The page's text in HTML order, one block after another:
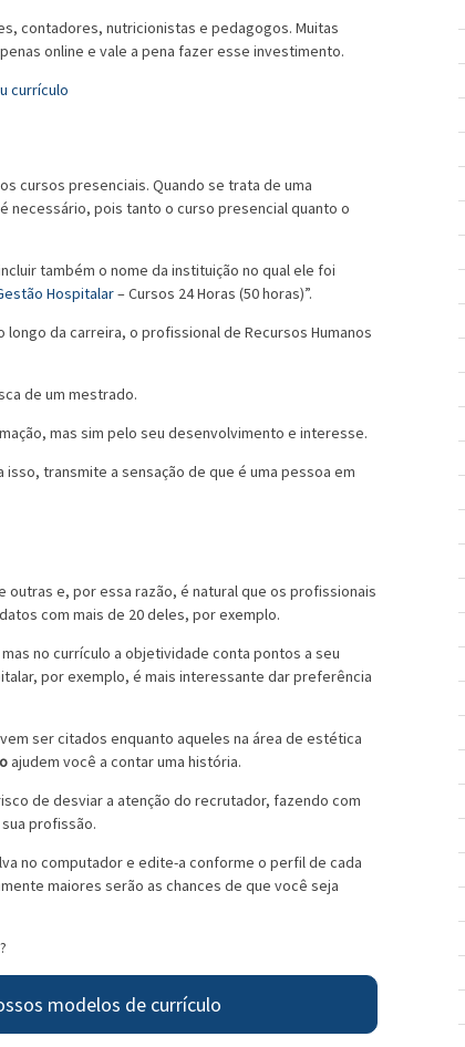
contadores, nutricionistas e pedagogos. Muitas
online e vale a pena fazer esse investimento.
currículo
cursos presenciais. Quando se trata de uma
necessário, pois tanto o curso presencial quanto o
também o nome da instituição no qual ele foi
Hospitalar– Cursos 24 Horas (50 horas)”.
da carreira, o profissional de Recursos Humanos
de um mestrado.
mas sim pelo seu desenvolvimento e interesse.
transmite a sensação de que é uma pessoa em
e, por essa razão, é natural que os profissionais
com mais de 20 deles, por exemplo.
no currículo a objetividade conta pontos a seu
por exemplo, é mais interessante dar preferência
ser citados enquanto aqueles na área de estética
ajudem você a contar uma história.
de desviar a atenção do recrutador, fazendo com
profissão.
no computador e edite-a conforme o perfil de cada
maiores serão as chances de que você seja
modelos de currículo